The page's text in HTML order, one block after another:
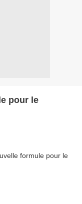
pour le